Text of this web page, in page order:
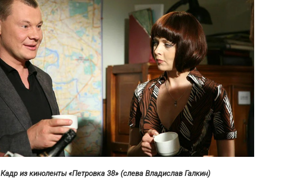
Кадр из киноленты «Петровка 38» (слева Владислав Галкин)